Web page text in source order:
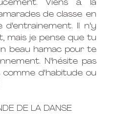
Viens à la
de classe en
d'entrainement. Il n'y
mais je pense que tu
beau hamac pour te
N'hésite pas
d'habitude ou
DE LA DANSE